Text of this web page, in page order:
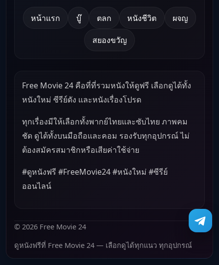
หน้าแรก บู๊ ตลก หนังชีวิต ผจญ
สยองขวัญ
Free Movie 24 คือที่ที่รวมหนังให้ดูฟรี เลือกดูได้ทั้ง
หนังใหม่ ซีรีย์ดัง และหนังเรื่องโปรด
ทุกเรื่องมีให้เลือกทั้งพากย์ไทยและซับไทย ภาพคม
ชัด ดูได้ทั้งบนมือถือและคอม รองรับทุกอุปกรณ์ ไม่
ต้องสมัครสมาชิกหรือเสียค่าใช้จ่าย
#ดูหนังฟรี #FreeMovie24 #หนังใหม่ #ซีรีย์
ออนไลน์
© 2026 Free Movie 24
ดูหนังฟรีที่ Free Movie 24 — เลือกดูได้ทุกแนว ทุกอุปกรณ์